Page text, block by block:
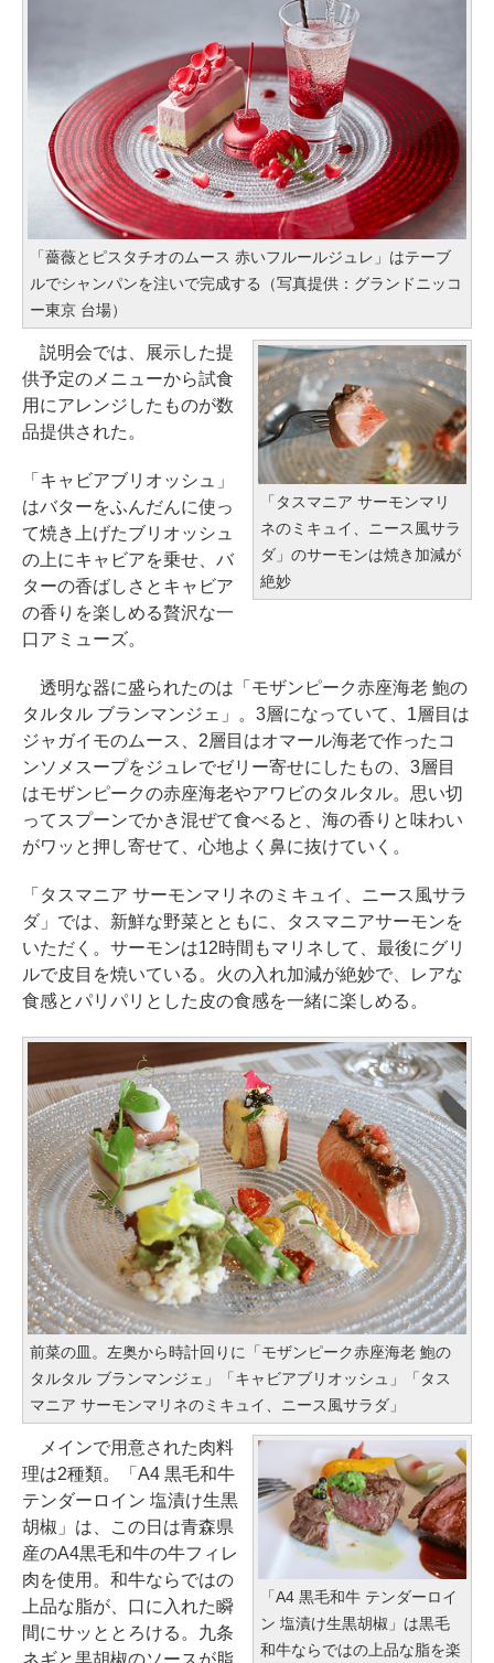
「薔薇とピスタチオのムース 赤いフルールジュレ」はテーブ
ルでシャンパンを注いで完成する（写真提供：グランドニッコ
ー東京 台場）
「タスマニア サーモンマリ
ネのミキュイ、ニース風サラ
ダ」のサーモンは焼き加減が
絶妙
説明会では、展示した提
供予定のメニューから試食
用にアレンジしたものが数
品提供された。
「キャビアブリオッシュ」
はバターをふんだんに使っ
て焼き上げたブリオッシュ
の上にキャビアを乗せ、バ
ターの香ばしさとキャビア
の香りを楽しめる贅沢な一
口アミューズ。
透明な器に盛られたのは「モザンピーク赤座海老 鮑の
タルタル ブランマンジェ」。3層になっていて、1層目は
ジャガイモのムース、2層目はオマール海老で作ったコ
ンソメスープをジュレでゼリー寄せにしたもの、3層目
はモザンピークの赤座海老やアワビのタルタル。思い切
ってスプーンでかき混ぜて食べると、海の香りと味わい
がワッと押し寄せて、心地よく鼻に抜けていく。
「タスマニア サーモンマリネのミキュイ、ニース風サラ
ダ」では、新鮮な野菜とともに、タスマニアサーモンを
いただく。サーモンは12時間もマリネして、最後にグリ
ルで皮目を焼いている。火の入れ加減が絶妙で、レアな
食感とパリパリとした皮の食感を一緒に楽しめる。
前菜の皿。左奥から時計回りに「モザンピーク赤座海老 鮑の
タルタル ブランマンジェ」「キャビアブリオッシュ」「タス
マニア サーモンマリネのミキュイ、ニース風サラダ」
「A4 黒毛和牛 テンダーロイ
ン 塩漬け生黒胡椒」は黒毛
和牛ならではの上品な脂を楽
メインで用意された肉料
理は2種類。「A4 黒毛和牛
テンダーロイン 塩漬け生黒
胡椒」は、この日は青森県
産のA4黒毛和牛の牛フィレ
肉を使用。和牛ならではの
上品な脂が、口に入れた瞬
間にサッととろける。九条
ネギと黒胡椒のソースが脂